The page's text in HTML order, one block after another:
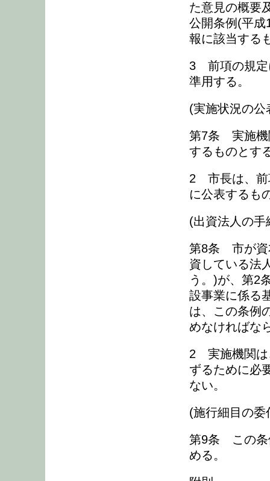
た意見の概要
公開条例(平成
報に該当する
3 前項の規定
準用する。
(実施状況の公
第7条 実施機
するものとす
2 市長は、前
に公表するも
(出資法人の手
第8条 市が資
資している法
う。)が、第2
設事業に係る
は、この条例
めなければな
2 実施機関は
ずるために必
ない。
(施行細目の委
第9条 この条
める。